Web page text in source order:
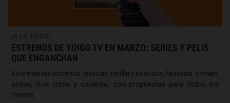
ESTRENOS DE YOIGO TV EN MARZO: SERIES Y PELIS
QUE ENGANCHAN
Este mes los estrenos mezclan thrillers intensos, fantasía, crimen,
anime, true crime y comedia, con propuestas para todos los
moods.